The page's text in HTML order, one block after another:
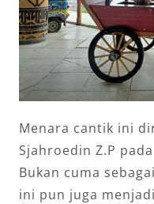
Menara cantik ini
Sjahroedin Z.P
Bukan cuma
ini pun juga